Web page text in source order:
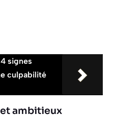
signes
culpabilité
ambitieux